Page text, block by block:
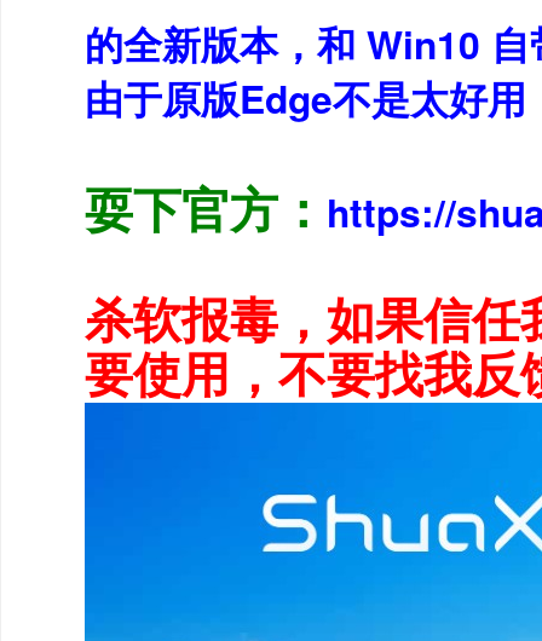
的全新版本，和 Win10
由于原版Edge不是太好
耍下官方： https://
杀软报毒，如果信任
要使用，不要找我反